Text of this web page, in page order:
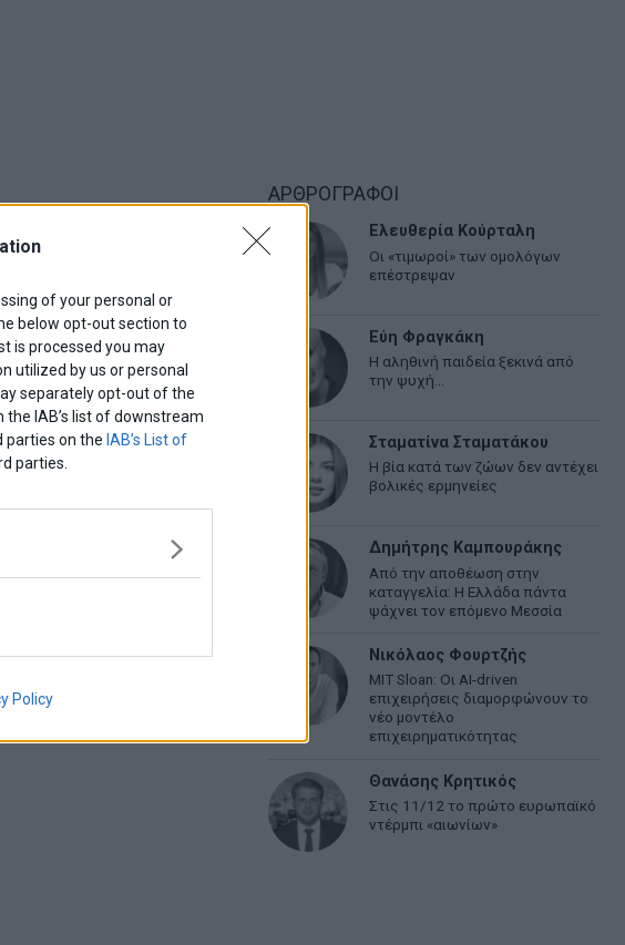
of your personal or
below opt-out section to
is processed you may
utilized by us or personal
separately opt-out of the
IAB’s list of downstream
parties on the IAB’s List of
parties.
Policy
ΑΡΘΡΟΓΡΑΦΟΙ
Ελευθερία Κούρταλη
Οι «τιμωροί» των ομολόγων
επέστρεψαν
Εύη Φραγκάκη
Η αληθινή παιδεία ξεκινά από
την ψυχή…
Σταματίνα Σταματάκου
Η βία κατά των ζώων δεν αντέχει
βολικές ερμηνείες
Δημήτρης Καμπουράκης
Από την αποθέωση στην
καταγγελία: Η Ελλάδα πάντα
ψάχνει τον επόμενο Μεσσία
Νικόλαος Φουρτζής
MIT Sloan: Οι AI-driven
επιχειρήσεις διαμορφώνουν το
νέο μοντέλο
επιχειρηματικότητας
Θανάσης Κρητικός
Στις 11/12 το πρώτο ευρωπαϊκό
ντέρμπι «αιωνίων»